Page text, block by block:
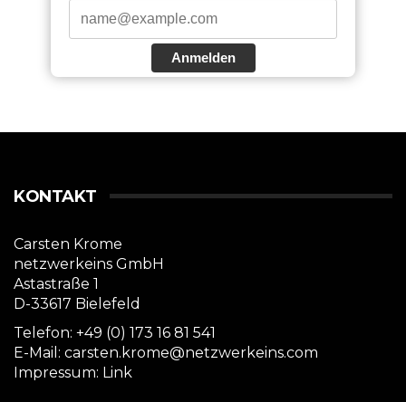
Anmelden
KONTAKT
Carsten Krome
netzwerkeins GmbH
Astastraße 1
D-33617 Bielefeld
Telefon: +49 (0) 173 16 81 541
E-Mail: carsten.krome@netzwerkeins.com
Impressum: Link